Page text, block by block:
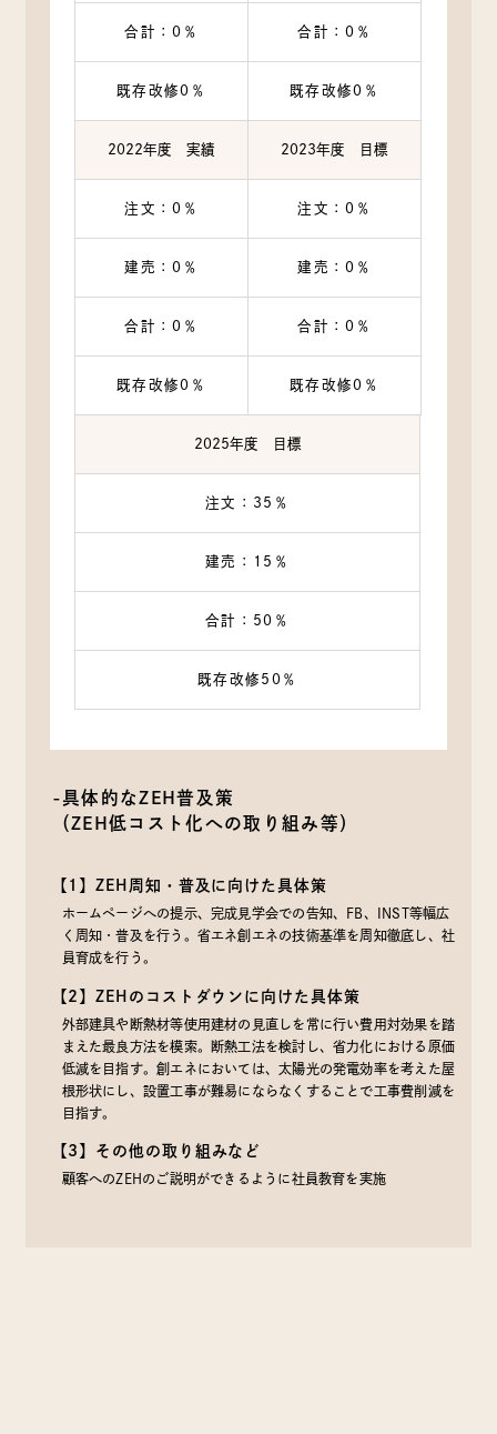
合計：0％ 合計：0％
既存改修0％ 既存改修0％
2022年度 実績 2023年度 目標
注文：0％ 注文：0％
建売：0％ 建売：0％
合計：0％ 合計：0％
既存改修0％ 既存改修0％
2025年度 目標
注文：35％
建売：15％
合計：50％
既存改修50％
-具体的なZEH普及策
（ZEH低コスト化への取り組み等）
【1】ZEH周知・普及に向けた具体策
ホームページへの提示、完成見学会での告知、FB、INST等幅広
く周知・普及を行う。省エネ創エネの技術基準を周知徹底し、社
員育成を行う。
【2】ZEHのコストダウンに向けた具体策
外部建具や断熱材等使用建材の見直しを常に行い費用対効果を踏
まえた最良方法を模索。断熱工法を検討し、省力化における原価
低減を目指す。創エネにおいては、太陽光の発電効率を考えた屋
根形状にし、設置工事が難易にならなくすることで工事費削減を
目指す。
【3】その他の取り組みなど
顧客へのZEHのご説明ができるように社員教育を実施